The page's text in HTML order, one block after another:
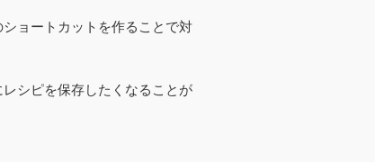
ョートカットを作ることで対
シピを保存したくなることが